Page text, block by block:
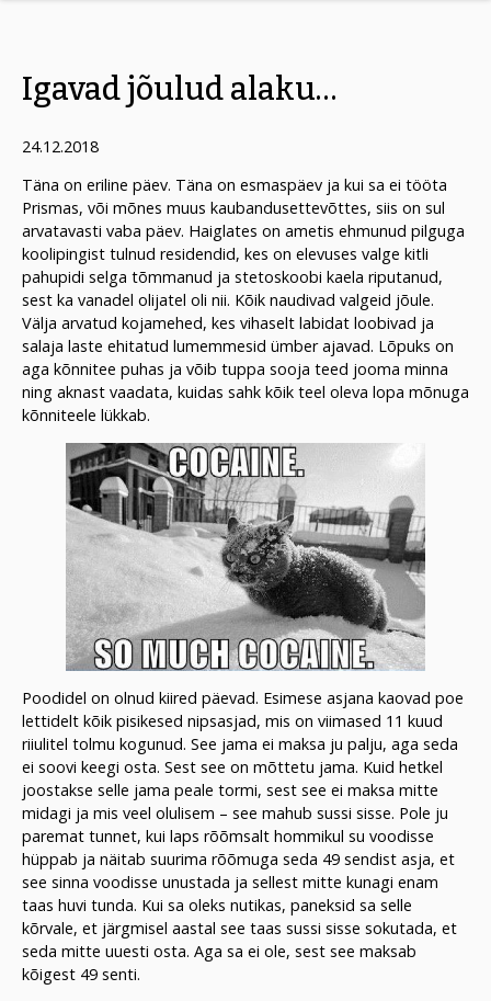
Igavad jõulud alaku…
24.12.2018
Täna on eriline päev. Täna on esmaspäev ja kui sa ei tööta
Prismas, või mõnes muus kaubandusettevõttes, siis on sul
arvatavasti vaba päev. Haiglates on ametis ehmunud pilguga
koolipingist tulnud residendid, kes on elevuses valge kitli
pahupidi selga tõmmanud ja stetoskoobi kaela riputanud,
sest ka vanadel olijatel oli nii. Kõik naudivad valgeid jõule.
Välja arvatud kojamehed, kes vihaselt labidat loobivad ja
salaja laste ehitatud lumemmesid ümber ajavad. Lõpuks on
aga kõnnitee puhas ja võib tuppa sooja teed jooma minna
ning aknast vaadata, kuidas sahk kõik teel oleva lopa mõnuga
kõnniteele lükkab.
Poodidel on olnud kiired päevad. Esimese asjana kaovad poe
lettidelt kõik pisikesed nipsasjad, mis on viimased 11 kuud
riiulitel tolmu kogunud. See jama ei maksa ju palju, aga seda
ei soovi keegi osta. Sest see on mõttetu jama. Kuid hetkel
joostakse selle jama peale tormi, sest see ei maksa mitte
midagi ja mis veel olulisem – see mahub sussi sisse. Pole ju
paremat tunnet, kui laps rõõmsalt hommikul su voodisse
hüppab ja näitab suurima rõõmuga seda 49 sendist asja, et
see sinna voodisse unustada ja sellest mitte kunagi enam
taas huvi tunda. Kui sa oleks nutikas, paneksid sa selle
kõrvale, et järgmisel aastal see taas sussi sisse sokutada, et
seda mitte uuesti osta. Aga sa ei ole, sest see maksab
kõigest 49 senti.